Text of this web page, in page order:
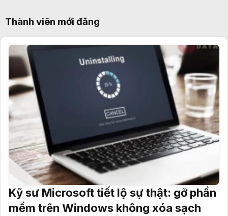
Thành viên mới đăng
Kỹ sư Microsoft tiết lộ sự thật: gỡ phần
mềm trên Windows không xóa sạch